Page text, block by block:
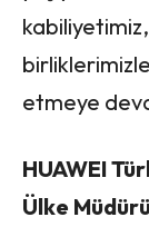
birliklerimizle
etmeye
HUAWEI
Ülke